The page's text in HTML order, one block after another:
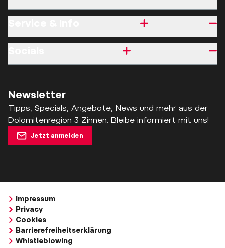
Newsletter
Tipps, Specials, Angebote, News und mehr aus der
Dolomitenregion 3 Zinnen. Bleibe informiert mit uns!
Jetzt anmelden
Impressum
Privacy
Cookies
Barrierefreiheitserklärung
Whistleblowing